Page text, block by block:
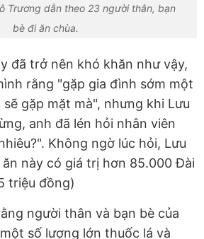
Trương dẫn theo 23 người thân, bạn
bè đi ăn chùa.
đã trở nên khó khăn như vậy,
rằng "gặp gia đình sớm một
gặp mặt mà", nhưng khi Lưu
anh đã lén hỏi nhân viên
Không ngờ lúc hỏi, Lưu
này có giá trị hơn 85.000 Đài
triệu đồng)
người thân và bạn bè của
số lượng lớn thuốc lá và